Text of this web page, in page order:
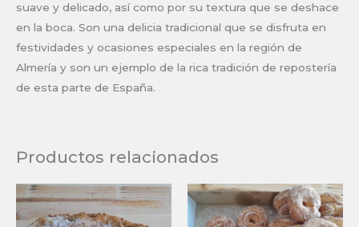
suave y delicado, así como por su textura que se deshace
en la boca. Son una delicia tradicional que se disfruta en
festividades y ocasiones especiales en la región de
Almería y son un ejemplo de la rica tradición de repostería
de esta parte de España.
Productos relacionados